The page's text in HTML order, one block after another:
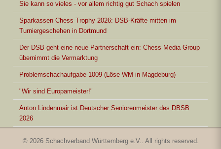
Sie kann so vieles - vor allem richtig gut Schach spielen
Sparkassen Chess Trophy 2026: DSB-Kräfte mitten im
Turniergeschehen in Dortmund
Der DSB geht eine neue Partnerschaft ein: Chess Media Group
übernimmt die Vermarktung
Problemschachaufgabe 1009 (Löse-WM in Magdeburg)
"Wir sind Europameister!"
Anton Lindenmair ist Deutscher Seniorenmeister des DBSB
2026
© 2026 Schachverband Württemberg e.V.. All rights reserved.